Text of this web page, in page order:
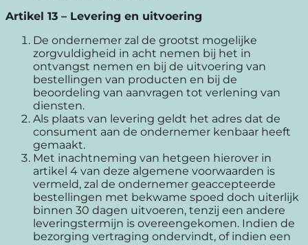
Artikel 13 – Levering en uitvoering
De ondernemer zal de grootst mogelijke
zorgvuldigheid in acht nemen bij het in
ontvangst nemen en bij de uitvoering van
bestellingen van producten en bij de
beoordeling van aanvragen tot verlening van
diensten.
Als plaats van levering geldt het adres dat de
consument aan de ondernemer kenbaar heeft
gemaakt.
Met inachtneming van hetgeen hierover in
artikel 4 van deze algemene voorwaarden is
vermeld, zal de ondernemer geaccepteerde
bestellingen met bekwame spoed doch uiterlijk
binnen 30 dagen uitvoeren, tenzij een andere
leveringstermijn is overeengekomen. Indien de
bezorging vertraging ondervindt, of indien een